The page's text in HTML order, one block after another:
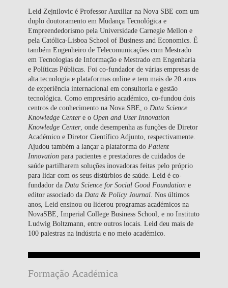
Leid Zejnilovic é Professor Auxiliar na Nova SBE com um
duplo doutoramento em Mudança Tecnológica e
Empreendedorismo pela Universidade Carnegie Mellon e
pela Católica-Lisboa School of Business and Economics. É
também Engenheiro de Telecomunicações com Mestrado
em Tecnologias de Informação e Mestrado em Engenharia
e Políticas Públicas. Foi co-fundador de várias empresas de
alta tecnologia e plataformas online e tem mais de 20 anos
de experiência internacional em consultoria e gestão
tecnológica. Como empresário académico, co-fundou dois
centros de conhecimento na Nova SBE, o Data Science
Knowledge Centere o Open and User Innovation
Knowledge Center, onde desempenha as funções de Diretor
Académico e Diretor Científico Adjunto, respectivamente.
Ajudou também a lançar a plataforma do Patient
Innovationpara pacientes e prestadores de cuidados de
saúde partilharem soluções inovadoras feitas pelo próprio
para lidar com os seus distúrbios de saúde. Leid é co-
fundador da Data Science for Social Good Foundatione
editor associado da Data & Policy Journal. Nos últimos
anos, Leid ensinou ou liderou programas académicos na
NovaSBE, Imperial College Business School, e no Instituto
Ludwig Boltzmann, entre outros locais. Leid deu mais de
100 palestras na indústria e no meio académico.
Formação Académica